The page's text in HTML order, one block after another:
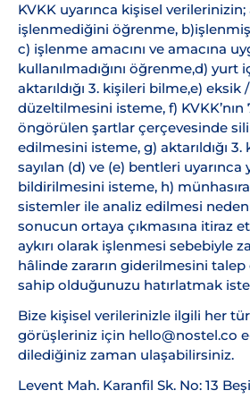
KVKK uyarınca kişisel
işlenmediğini öğrenme,
c) işlenme amacını ve amacına
kullanılmadığını öğrenme,d) yurt
aktarıldığı 3. kişileri bilme,e) eksik
düzeltilmesini isteme, f)
öngörülen şartlar çerçevesinde
edilmesini isteme, g) aktarıldığı 3.
sayılan (d) ve (e) bentleri uyarınca
bildirilmesini isteme, h)
sistemler ile analiz edilmesi
sonucun ortaya çıkmasına itiraz
aykırı olarak işlenmesi sebebiyle
hâlinde zararın giderilmesini talep
sahip olduğunuzu hatırlatmak
Bize kişisel verilerinizle ilgili her
görüşleriniz için hello@nostel.co
dilediğiniz zaman ulaşabilirsiniz.
Levent Mah. Karanfil Sk. No: 13